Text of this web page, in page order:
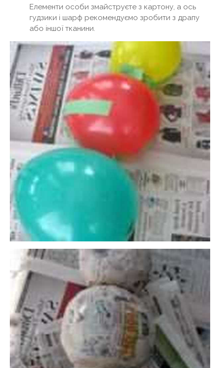
Елементи особи змайструєте з картону, а ось
гудзики і шарф рекомендуємо зробити з драпу
або іншої тканини.